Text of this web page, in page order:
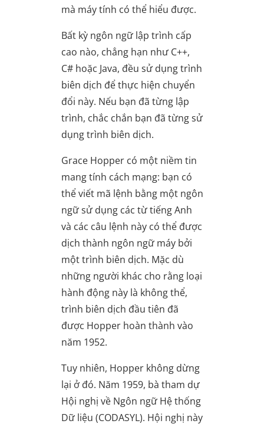
mà máy tính có thể hiểu được.
Bất kỳ ngôn ngữ lập trình cấp
cao nào, chẳng hạn như C++,
C# hoặc Java, đều sử dụng trình
biên dịch để thực hiện chuyển
đổi này. Nếu bạn đã từng lập
trình, chắc chắn bạn đã từng sử
dụng trình biên dịch.
Grace Hopper có một niềm tin
mang tính cách mạng: bạn có
thể viết mã lệnh bằng một ngôn
ngữ sử dụng các từ tiếng Anh
và các câu lệnh này có thể được
dịch thành ngôn ngữ máy bởi
một trình biên dịch. Mặc dù
những người khác cho rằng loại
hành động này là không thể,
trình biên dịch đầu tiên đã
được Hopper hoàn thành vào
năm 1952.
Tuy nhiên, Hopper không dừng
lại ở đó. Năm 1959, bà tham dự
Hội nghị về Ngôn ngữ Hệ thống
Dữ liệu (CODASYL). Hội nghị này